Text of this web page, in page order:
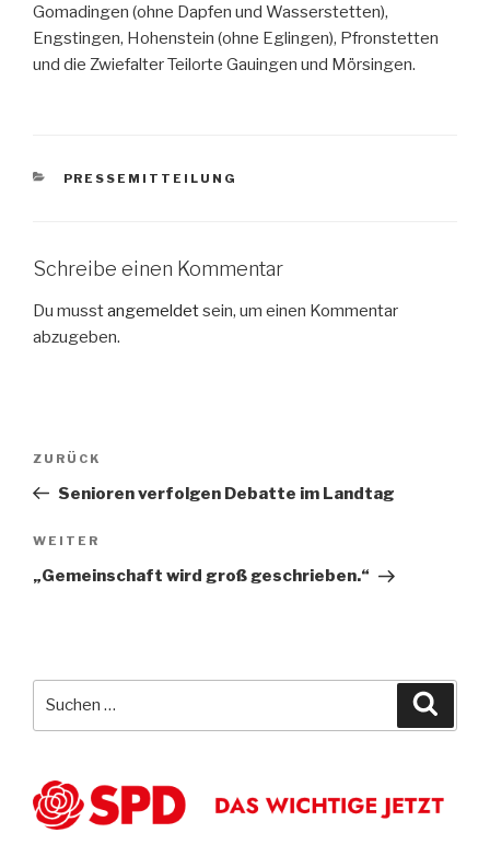
Gomadingen (ohne Dapfen und Wasserstetten),
Engstingen, Hohenstein (ohne Eglingen), Pfronstetten
und die Zwiefalter Teilorte Gauingen und Mörsingen.
KATEGORIEN
PRESSEMITTEILUNG
Schreibe einen Kommentar
Du musstangemeldetsein, um einen Kommentar
abzugeben.
Beitragsnavigation
Vorheriger
Beitrag
ZURÜCK
Senioren verfolgen Debatte im Landtag
Nächster
Beitrag
WEITER
„Gemeinschaft wird groß geschrieben.“